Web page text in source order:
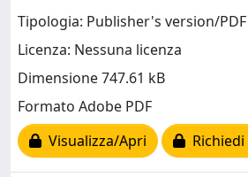
Tipologia: Publisher's version/PDF
Licenza: Nessuna licenza
Dimensione 747.61 kB
Formato Adobe PDF
Visualizza/Apri